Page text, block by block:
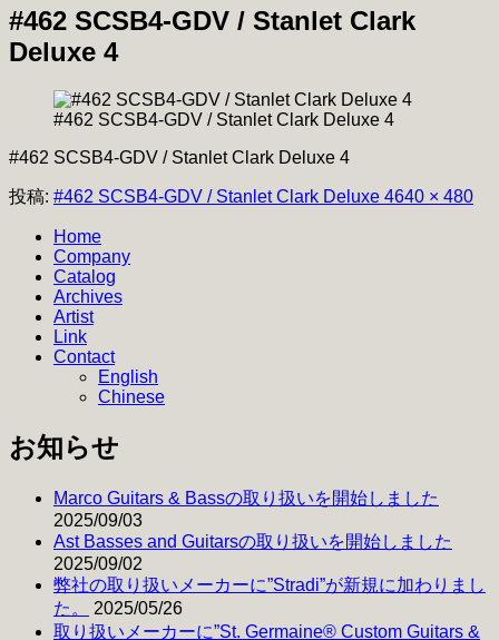
開
#462 SCSB4-GDV / Stanlet Clark
Deluxe 4
#462 SCSB4-GDV / Stanlet Clark Deluxe 4
#462 SCSB4-GDV / Stanlet Clark Deluxe 4
投稿: #462 SCSB4-GDV / Stanlet Clark Deluxe 4フ
640 × 480
Home
Company
Catalog
Archives
Artist
Link
Contact
English
Chinese
お知らせ
Marco Guitars & Bassの取り扱いを開始しました
2025/09/03
Ast Basses and Guitarsの取り扱いを開始しました
2025/09/02
弊社の取り扱いメーカーに”Stradi”が新規に加わりまし
た。
2025/05/26
取り扱いメーカーに”St. Germaine® Custom Guitars &